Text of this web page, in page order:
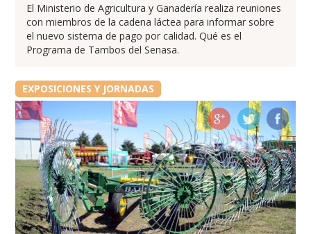
El Ministerio de Agricultura y Ganadería realiza reuniones
con miembros de la cadena láctea para informar sobre
el nuevo sistema de pago por calidad. Qué es el
Programa de Tambos del Senasa.
EXPOSICIONES Y JORNADAS